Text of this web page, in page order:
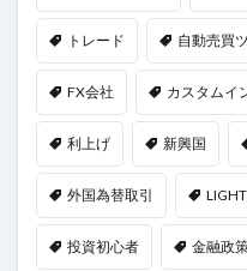
トレード 自動売買
FX会社 カスタムイ
利上げ 新興国
外国為替取引
投資初心者 金融政